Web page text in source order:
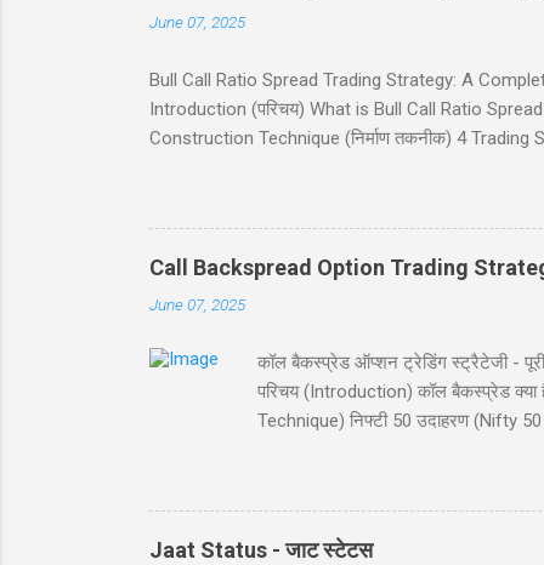
June 07, 2025
Bull Call Ratio Spread Trading Strategy: A
Introduction (परिचय) What is Bull Call Ratio
Construction Technique (निर्माण तकनीक) 4 Trading
(निष्कर्ष) Disclaimer (अस्वीकरण) Introduction
व्यू (view) वाले ट्रेडर्स के लिए आदर्श है। यह रणनीति दो
Call Backspread Option Trading
June 07, 2025
कॉल बैकस्प्रेड ऑप्शन ट्रेडिंग स्ट्रैटेजी -
परिचय (Introduction) कॉल बैकस्प्रेड
Technique) निफ्टी 50 उदाहरण (Nifty
परिचय (Introduction) कॉल बैकस्प्रेड
विशेष रूप से जब आपको बाजार में बड़ी
संभावना प्रद...
Jaat Status - जाट स्टेटस